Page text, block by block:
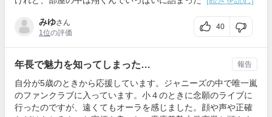
みゆさん
1位の評価
40
年長で魅力を知ってしまった…
自分が5歳のときから応援しています。ジャニーズの中で唯一嵐
のファンクラブに入っています。小４のときに念願のライブに
行ったのですが、遠くてもオーラを感じました。顔や声や正確
報告